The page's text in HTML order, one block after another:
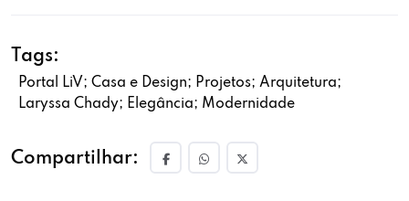
Tags:
Portal LiV; Casa e Design; Projetos; Arquitetura;
Laryssa Chady; Elegância; Modernidade
Compartilhar: